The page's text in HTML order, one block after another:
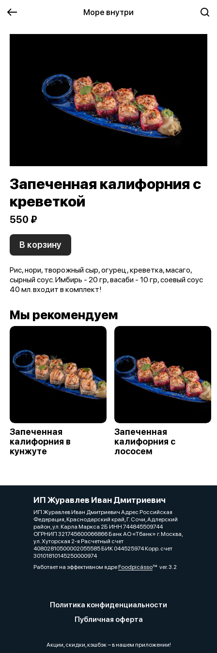
Море внутри
Запеченная калифорния с
креветкой
550 ₽
В корзину
Рис, нори, творожный сыр, огурец, креветка, масаго,
сырный соус. Имбирь - 20 гр, васаби - 10 гр, соевый соус
40 мл. входит в комплект!
Мы рекомендуем
Запеченная
калифорния в
кунжуте
Запеченная
калифорния с
лососем
ИП Журавлев Иван Дмитриевич
ИП Журавлев Иван Дмитриевич Адрес Российская
Федерация, Краснодарский край, Г. Сочи, Адлерский
район, ул. Карла Маркса 2Б ИНН 744845509744
ОГРНИП 321745600066866 Банк АО «Тбанк» г. Москва,
ул. Хуторская 2-я Расчетный счет
40802810500002055585 БИК 044525974 Корр. счет
30101810145250000974
Работает на эффективном ядреFoodpicássover. 3.2
Политика конфиденциальности
Публичная оферта
Акции, скидки, кэшбэк − в нашем приложении!